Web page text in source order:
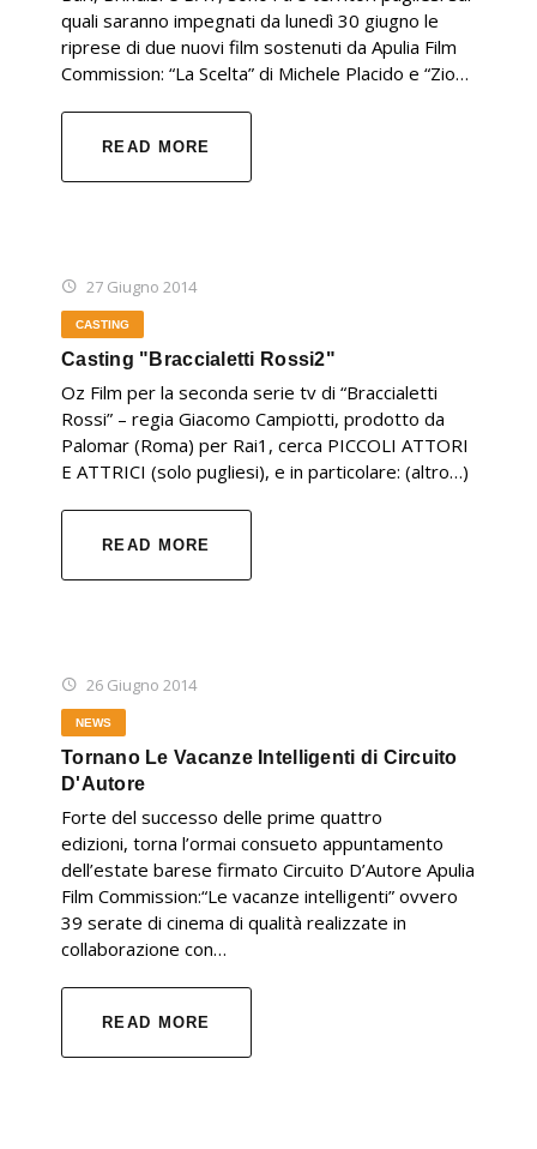
quali saranno impegnati da lunedì 30 giugno le
riprese di due nuovi film sostenuti da Apulia Film
Commission: “La Scelta” di Michele Placido e “Zio…
READ MORE
27 Giugno 2014
CASTING
Casting "Braccialetti Rossi2"
Oz Film per la seconda serie tv di “Braccialetti
Rossi” – regia Giacomo Campiotti, prodotto da
Palomar (Roma) per Rai1, cerca PICCOLI ATTORI
E ATTRICI (solo pugliesi), e in particolare: (altro…)
READ MORE
26 Giugno 2014
NEWS
Tornano Le Vacanze Intelligenti di Circuito
D'Autore
Forte del successo delle prime quattro
edizioni, torna l’ormai consueto appuntamento
dell’estate barese firmato Circuito D’Autore Apulia
Film Commission:“Le vacanze intelligenti” ovvero
39 serate di cinema di qualità realizzate in
collaborazione con…
READ MORE